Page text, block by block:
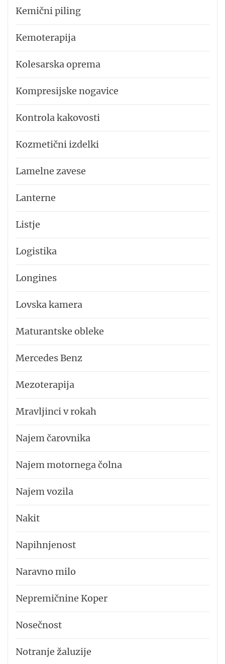
Kemični piling
Kemoterapija
Kolesarska oprema
Kompresijske nogavice
Kontrola kakovosti
Kozmetični izdelki
Lamelne zavese
Lanterne
Listje
Logistika
Longines
Lovska kamera
Maturantske obleke
Mercedes Benz
Mezoterapija
Mravljinci v rokah
Najem čarovnika
Najem motornega čolna
Najem vozila
Nakit
Napihnjenost
Naravno milo
Nepremičnine Koper
Nosečnost
Notranje žaluzije